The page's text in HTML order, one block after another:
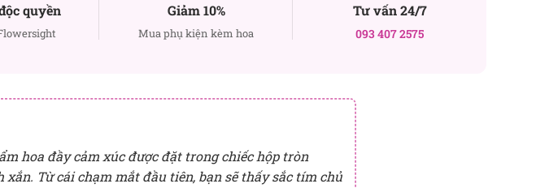
quyền Giảm 10%
Mua phụ kiện kèm hoa
Tư vấn 24/7
093 407 2575
hoa đầy cảm xúc được đặt trong chiếc hộp tròn
Từ cái chạm mắt đầu tiên, bạn sẽ thấy sắc tím chủ